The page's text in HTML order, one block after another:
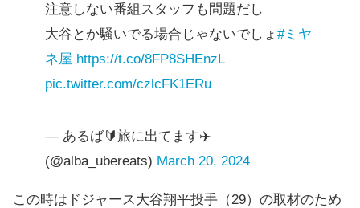
注意しない番組スタッフも問題だし
大谷とか騒いでる場合じゃないでしょ #ミヤ
ネ屋 https://t.co/8FP8SHEnzL
pic.twitter.com/czlcFK1ERu
— あるば🔰旅に出てます✈️
(@alba_ubereats) March 20, 2024
この時はドジャース大谷翔平投手（29）の取材のため